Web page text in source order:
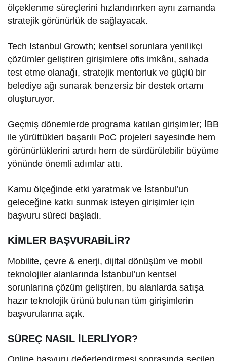
ölçeklenme süreçlerini hızlandırırken aynı zamanda
stratejik görünürlük de sağlayacak.
Tech Istanbul Growth; kentsel sorunlara yenilikçi
çözümler geliştiren girişimlere ofis imkânı, sahada
test etme olanağı, stratejik mentorluk ve güçlü bir
belediye ağı sunarak benzersiz bir destek ortamı
oluşturuyor.
Geçmiş dönemlerde programa katılan girişimler; İBB
ile yürüttükleri başarılı PoC projeleri sayesinde hem
görünürlüklerini artırdı hem de sürdürülebilir büyüme
yönünde önemli adımlar attı.
Kamu ölçeğinde etki yaratmak ve İstanbul’un
geleceğine katkı sunmak isteyen girişimler için
başvuru süreci başladı.
KİMLER BAŞVURABİLİR?
Mobilite, çevre & enerji, dijital dönüşüm ve mobil
teknolojiler alanlarında İstanbul’un kentsel
sorunlarına çözüm geliştiren, bu alanlarda satışa
hazır teknolojik ürünü bulunan tüm girişimlerin
başvurularına açık.
SÜREÇ NASIL İLERLİYOR?